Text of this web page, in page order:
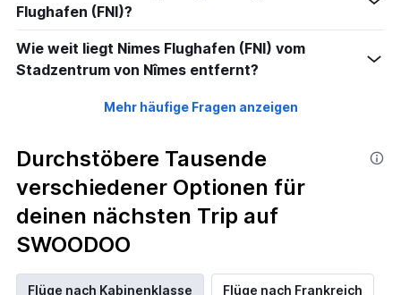
Flughafen (FNI)?
Wie weit liegt Nimes Flughafen (FNI) vom
Stadzentrum von Nîmes entfernt?
Mehr häufige Fragen anzeigen
Durchstöbere Tausende
verschiedener Optionen für
deinen nächsten Trip auf
SWOODOO
Flüge nach Kabinenklasse Flüge nach Frankreich